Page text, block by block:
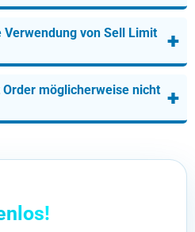
von Sell Limit
+
möglicherweise nicht +